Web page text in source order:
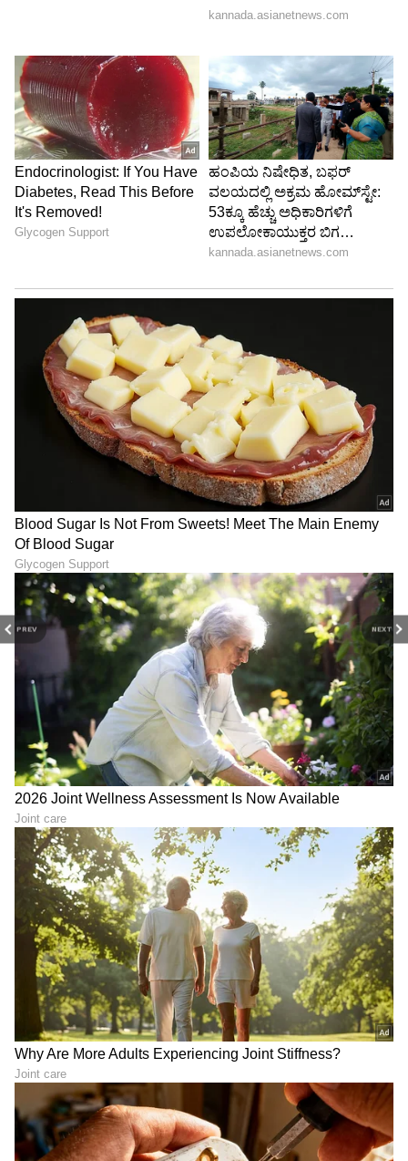
PREV NEXT
Image Credit :Instagram
ಮೈಸೂರಿನರಾದ ಕಿರಣ್
ಮೈಸೂರಿನರಾದ ಕಿರಣ್ ಹುಟ್ಟಿ ಬೆಳೆದಿದ್ದೆಲ್ಲಾ ಉತ್ತರ
ಹೈ, ಹೀರೋಸ್, ಕನೆಕ್ಷನ್ ಆಫ್ ಟೀನೇಜರ್ಸ್
ಧಾರಾವಾಹಿಗಳಲ್ಲಿ ನಟಿಸಿದರು. ದೇವತಿ ಸೀರಿಯಲ್ ಮೂಲಕ
ಸೀರಿಯಲ್​ಗೆ ಎಂಟ್ರಿ ಕೊಟ್ಟ ಇವರು, ಗುಂಡ್ಯಾನ್ ಹೆಂಡ್ತಿ,
ಚಂದ್ರಮುಖಿ, ಕಿನ್ನರಿ, ಕನ್ನಡತಿ ಧಾರಾವಾಹಿಗಳಲ್ಲಿ ನಟಿಸಿದ್ದಾರೆ.
ಕನ್ನಡತಿ ಧಾರಾವಾಹಿಯಲ್ಲಿನ ಅಭಿನಯಕ್ಕಾಗಿ ಜನಮೆಚ್ಚಿದ
ನಾಯಕ ಪ್ರಶಸ್ತಿ ಪಡೆದಿದ್ದಾರೆ. ಡ್ಯಾನ್ಸ್ ಡ್ಯಾನ್ಸ್ ಹಾಗೂ ಲೈಫ್
ಸೂಪರ್ ಗುರು, ಬಿಗ್‌ಬಾಸ್‌ ರಿಯಾಲಿಟಿ ಶೋಗಳಲ್ಲಿಯೂ
LATEST VIDEOS
ಕನ್ನಡ ಸಿನಿಮಾ (Kannada Cinema News), ಟಿವಿ
ಕಾರ್ಯಕ್ರಮಗಳು (
ಸುದ್ದಿಗಳು ಮತ್ತು ಇತ್ತೀಚಿನ ಸುದ್ದಿಗಳಿಗಾಗಿ ಏಷ್ಯಾನೆಟ್
ಸುವರ್ಣ ನ್ಯೂಸ್‌ನಲ್ಲಿ ಮನರಂಜನಾ ವಿಭಾಗ ನೋಡಿ.
ಸಿನಿಮಾ ವಿಮರ್ಶೆಗಳು (Kannada Movies Review),
ತಾರೆಯರ ಸಂದರ್ಶನಗಳು, ಧಾರಾವಾಹಿ ಅಪ್‌ಡೇಟ್ಸ್‌,
ತೆರೆಮರೆಯ ಕಥೆಗಳು,OTT ರಿಲೀಸ್‌ಗಳ ಬಗ್ಗೆ
ಮಾಹಿತಿಯೂ ಇಲ್ಲಿದೆ.
ABOUT THE AUTHOR
SD Suchethana D
Suchetana ಮಲೆನಾಡಿನ ಹೆಬ್ಬಾಗಿಲು ಶಿರಸಿಯವಳು. ಓದಿದ್ದು LLB,
ಒಲಿದದ್ದು ಪತ್ರಿಕೋದ್ಯಮ, ಪ್ರಜಾವಾಣಿಯಲ್ಲಿ 15 ವರ್ಷಗಳ
ಅನುಭವ. ಇದರಲ್ಲಿ 10 ವರ್ಷ ನ್ಯಾಯಾಂಗ ವರದಿಗಾರಿಕೆ. ಕಾನೂನು
ಮತ್ತು ಮಹಿಳಾ ಸಂವೇದನೆಗೆ ಸಂಬಂಧಿಸಿದ ಲೇಖನಗಳಿಗೆ ಕರ್ನಾಟಕ
ಮಾಧ್ಯಮ ಅಕಾಡೆಮಿ, ಮುಂಬೈನ ಲಾಡ್ಲಿ ಮೀಡಿಯಾ ಅವಾರ್ಡ್​,
ರೋಟರಿ ಎಕ್ಸಲೆನ್ಸ್​ ಅವಾರ್ಡ್​ ಸೇರಿದಂತೆ ಕೆಲವು ಪ್ರಶಸ್ತಿಗಳು
ಕಿರಣ್ ರಾಜ್ ಕರ್ಣ ಧಾರಾವಾಹಿ ಜೀ ಕನ್ನಡ ಕನ್ನಡ ಧಾರಾವಾಹಿ ಪ್ರೀತಿ ಮದುವೆ